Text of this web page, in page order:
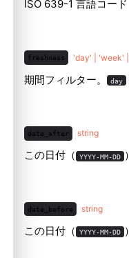
ISO 639-1 言語コード
freshness 'day' | 'week'
期間フィルター。 day
date_after string
この日付（ YYYY-MM-DD
date_before string
この日付（ YYYY-MM-DD